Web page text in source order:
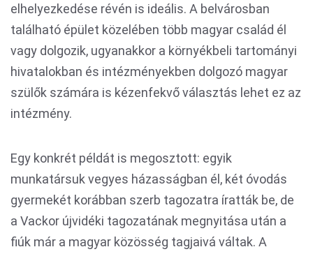
elhelyezkedése révén is ideális. A belvárosban
található épület közelében több magyar család él
vagy dolgozik, ugyanakkor a környékbeli tartományi
hivatalokban és intézményekben dolgozó magyar
szülők számára is kézenfekvő választás lehet ez az
intézmény.
Egy konkrét példát is megosztott: egyik
munkatársuk vegyes házasságban él, két óvodás
gyermekét korábban szerb tagozatra íratták be, de
a Vackor újvidéki tagozatának megnyitása után a
fiúk már a magyar közösség tagjaivá váltak. A